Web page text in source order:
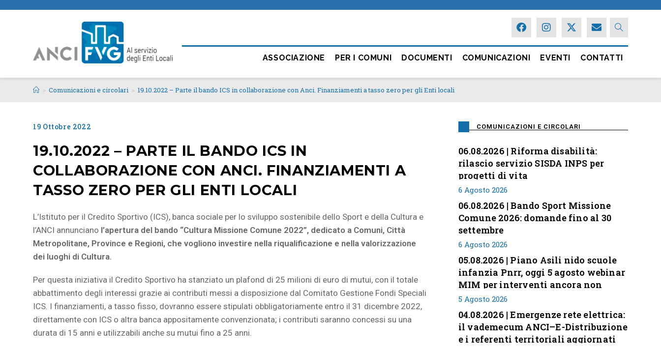
ASSOCIAZIONE PER I COMUNI DOCUMENTI COMUNICAZIONI EVENTI CONTATTI
> Comunicazioni e circolari > 19.10.2022 – Parte il bando ICS in collaborazione con Anci. Finanziamenti a tasso zero per gli Enti locali
19 Ottobre 2022
19.10.2022 – PARTE IL BANDO ICS IN
COLLABORAZIONE CON ANCI. FINANZIAMENTI A
TASSO ZERO PER GLI ENTI LOCALI
L’Istituto per il Credito Sportivo (ICS), banca sociale per lo sviluppo sostenibile dello Sport e della Cultura e
l’ANCI annunciano l’apertura del bando “Cultura Missione Comune 2022”, dedicato a Comuni, Città
Metropolitane, Province e Regioni, che vogliono investire nella riqualificazione e nella valorizzazione
dei luoghi di Cultura.
Per questa iniziativa il Credito Sportivo ha stanziato un plafond di 25 milioni di euro di mutui, con il totale
abbattimento degli interessi grazie ai contributi messi a disposizione dal Comitato Gestione Fondi Speciali
ICS. I finanziamenti, a tasso fisso, dovranno essere stipulati obbligatoriamente entro il 31 dicembre 2022,
direttamente con ICS o altra banca appositamente convenzionata; i contributi saranno concessi su una
durata di 15 anni e utilizzabili anche su mutui fino a 25 anni.
COMUNICAZIONI E CIRCOLARI
06.08.2026 | Riforma disabilità:
rilascio servizio SISDA INPS per
progetti di vita
6 Agosto 2026
06.08.2026 | Bando Sport Missione
Comune 2026: domande fino al 30
settembre
6 Agosto 2026
05.08.2026 | Piano Asili nido scuole
infanzia Pnrr, oggi 5 agosto webinar
MIM per interventi ancora non
conclusi
5 Agosto 2026
04.08.2026 | Emergenze rete elettrica:
il vademecum ANCI–E-Distribuzione
e i referenti territoriali aggiornati